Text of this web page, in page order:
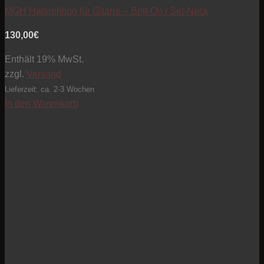
MGH Halsrohling für Gitarre – Bolt-On / Set-Neck
130,00€
Enthält 19% MwSt.
zzgl. Versand
Lieferzeit: ca. 2-3 Wochen
In den Warenkorb